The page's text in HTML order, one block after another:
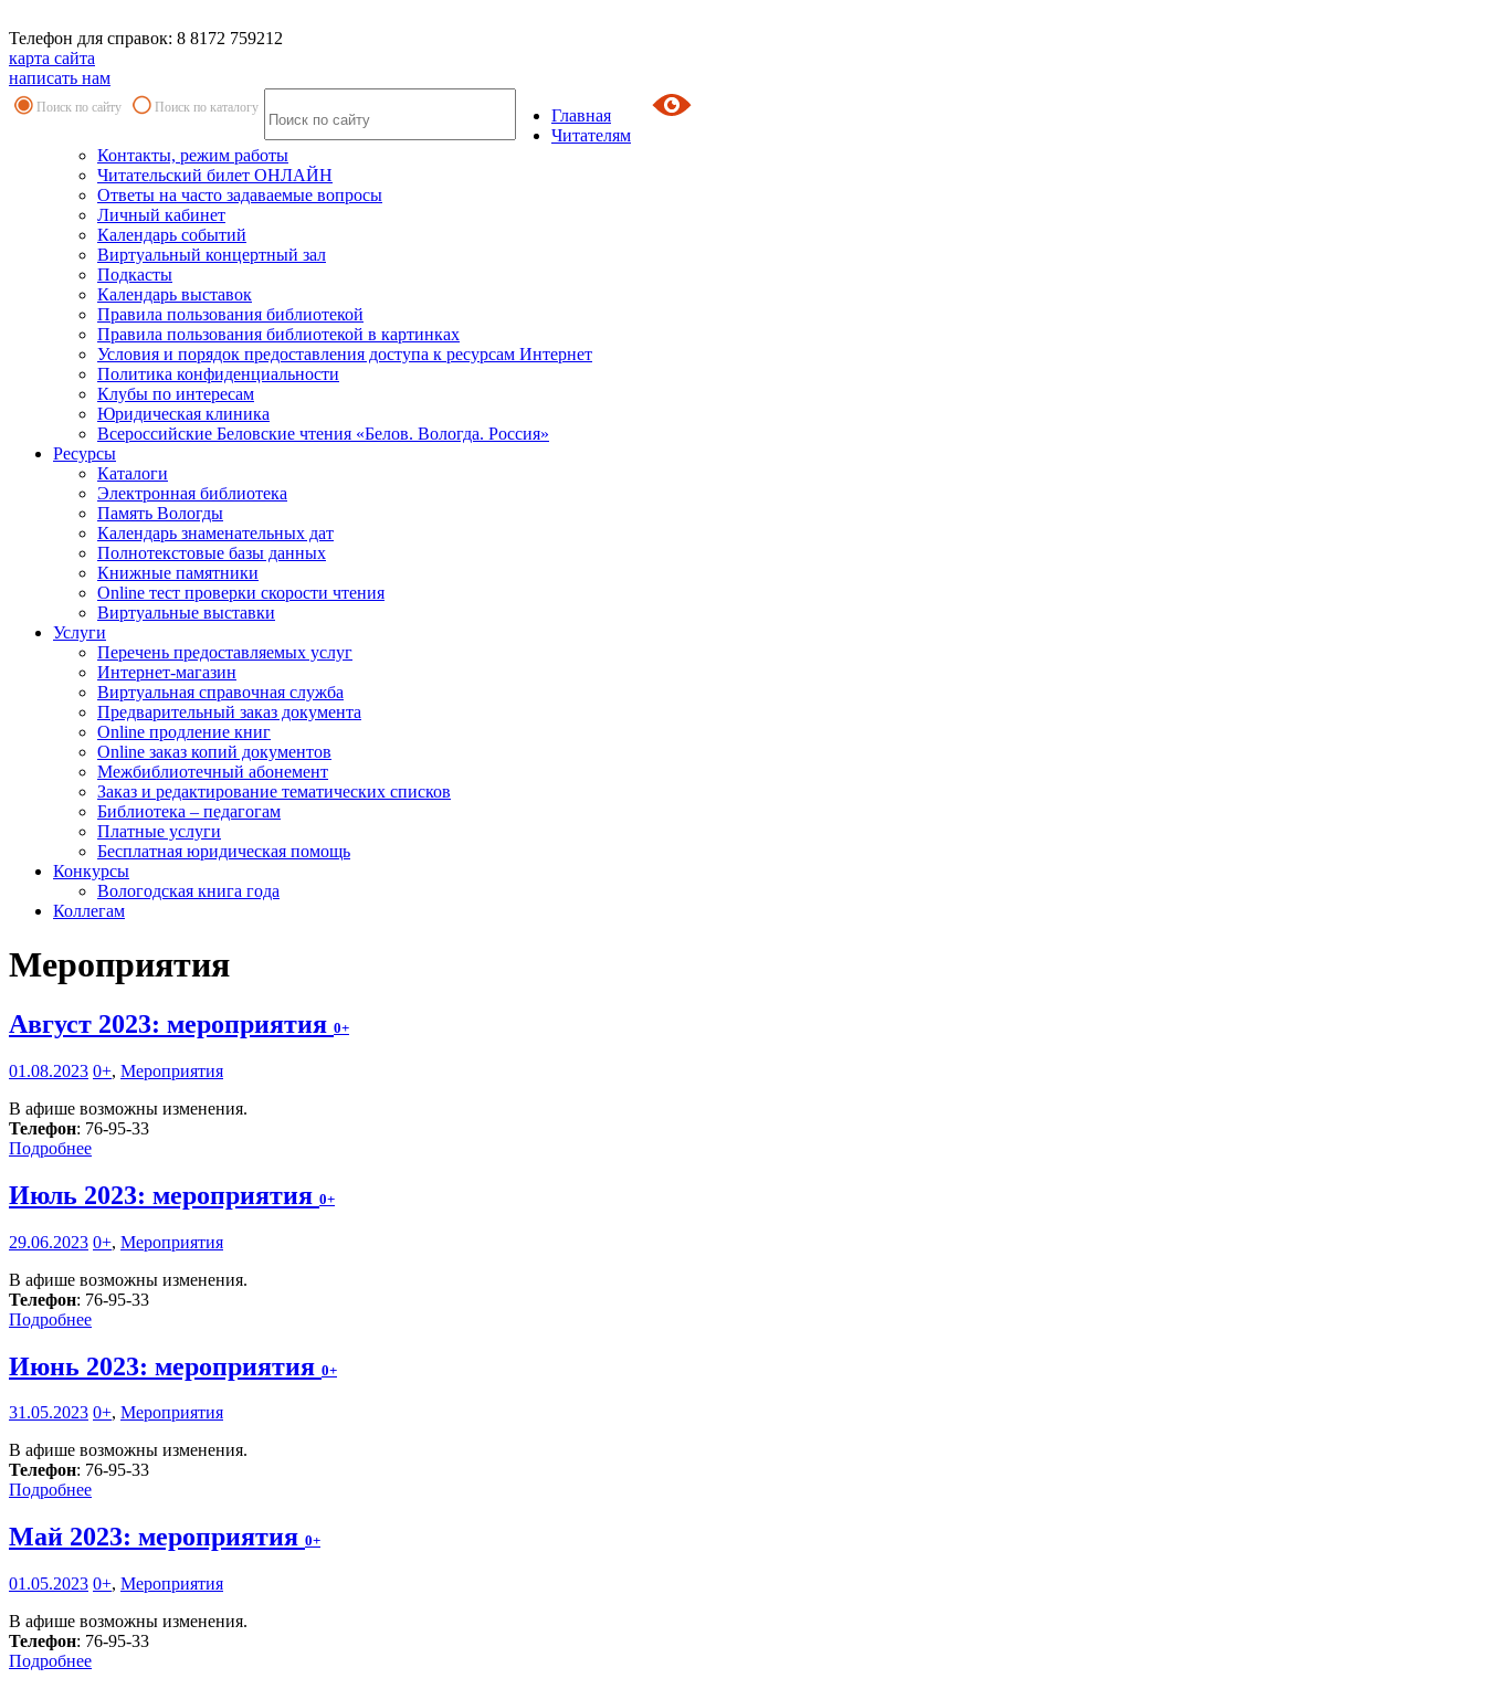
Телефон для справок: 8 8172 759212
карта сайта
написать нам
Поиск по сайту Поиск по каталогу
Главная
Читателям
Контакты, режим работы
Читательский билет ОНЛАЙН
Ответы на часто задаваемые вопросы
Личный кабинет
Календарь событий
Виртуальный концертный зал
Подкасты
Календарь выставок
Правила пользования библиотекой
Правила пользования библиотекой в картинках
Условия и порядок предоставления доступа к ресурсам Интернет
Политика конфиденциальности
Клубы по интересам
Юридическая клиника
Всероссийские Беловские чтения «Белов. Вологда. Россия»
Ресурсы
Каталоги
Электронная библиотека
Память Вологды
Календарь знаменательных дат
Полнотекстовые базы данных
Книжные памятники
Online тест проверки скорости чтения
Виртуальные выставки
Услуги
Перечень предоставляемых услуг
Интернет-магазин
Виртуальная справочная служба
Предварительный заказ документа
Online продление книг
Online заказ копий документов
Межбиблиотечный абонемент
Заказ и редактирование тематических списков
Библиотека – педагогам
Платные услуги
Бесплатная юридическая помощь
Конкурсы
Вологодская книга года
Коллегам
Мероприятия
Август 2023: мероприятия 0+
01.08.2023 0+, Мероприятия
В афише возможны изменения.
Телефон: 76-95-33
Подробнее
Июль 2023: мероприятия 0+
29.06.2023 0+, Мероприятия
В афише возможны изменения.
Телефон: 76-95-33
Подробнее
Июнь 2023: мероприятия 0+
31.05.2023 0+, Мероприятия
В афише возможны изменения.
Телефон: 76-95-33
Подробнее
Май 2023: мероприятия 0+
01.05.2023 0+, Мероприятия
В афише возможны изменения.
Телефон: 76-95-33
Подробнее